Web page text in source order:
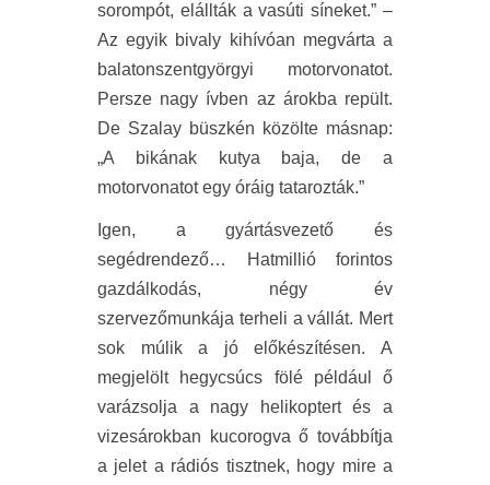
sorompót, elállták a vasúti síneket.” –
Az egyik bivaly kihívóan megvárta a
balatonszentgyörgyi motorvonatot.
Persze nagy ívben az árokba repült.
De Szalay büszkén közölte másnap:
„A bikának kutya baja, de a
motorvonatot egy óráig tatarozták.”
Igen, a gyártásvezető és
segédrendező… Hatmillió forintos
gazdálkodás, négy év
szervezőmunkája terheli a vállát. Mert
sok múlik a jó előkészítésen. A
megjelölt hegycsúcs fölé például ő
varázsolja a nagy helikoptert és a
vizesárokban kucorogva ő továbbítja
a jelet a rádiós tisztnek, hogy mire a